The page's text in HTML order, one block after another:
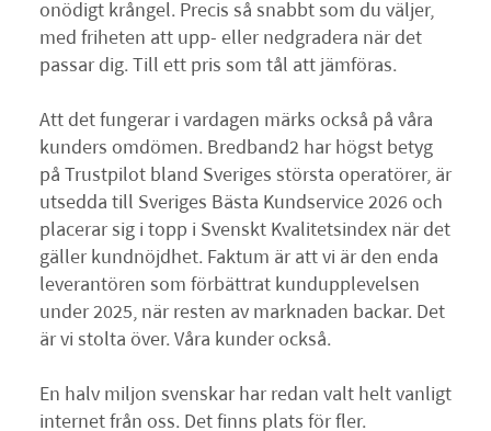
onödigt krångel. Precis så snabbt som du väljer,
med friheten att upp- eller nedgradera när det
passar dig. Till ett pris som tål att jämföras.
Att det fungerar i vardagen märks också på våra
kunders omdömen. Bredband2 har högst betyg
på Trustpilot bland Sveriges största operatörer, är
utsedda till Sveriges Bästa Kundservice 2026 och
placerar sig i topp i Svenskt Kvalitetsindex när det
gäller kundnöjdhet. Faktum är att vi är den enda
leverantören som förbättrat kundupplevelsen
under 2025, när resten av marknaden backar. Det
är vi stolta över. Våra kunder också.
En halv miljon svenskar har redan valt helt vanligt
internet från oss. Det finns plats för fler.